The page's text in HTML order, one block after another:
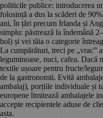
politicile publice: introducerea
folosință a dus la scăderi de
ani, în țări precum Irlanda și
simplu: păstrează la îndemână
hol) și vei tăia o categorie
La cumpărături, treci pe „vrac”
leguminoase, nuci, cafea. Dacă
textile ușoare pentru fructe/
de la gastronomii. Evită
ambalaj), porțiile individuale și
europene limitează ambalajele
accepte recipientele aduse de
asta.